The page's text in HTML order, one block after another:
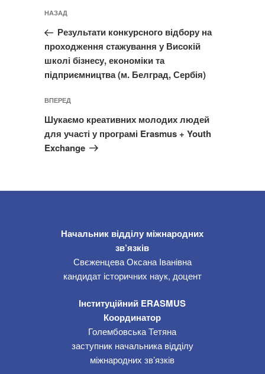
записів
Попередній
запис:
НАЗАД
Результати конкурсного відбору на
проходження стажування у Високій
школі бізнесу, економіки та
підприємництва (м. Белград, Сербія)
Наступний
запис
ВПЕРЕД
Шукаємо креативних молодих людей
для участі у програмі Erasmus + Youth
Exchange
Начальник відділу міжнародних
зв’язків
Свєженцева Оксана Іванівна
кандидат історичних наук, доцент
Інституційний ERASMUS
Координатор
Голембовська Тетяна
заступник начальника відділу
міжнародних зв’язків